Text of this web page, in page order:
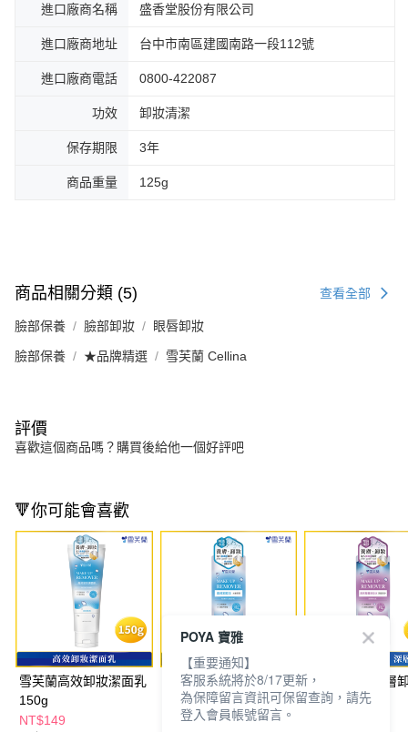
進口廠商名稱 盛香堂股份有限公司
進口廠商地址 台中市南區建國南路一段112號
進口廠商電話 0800-422087
功效 卸妝清潔
保存期限 3年
商品重量 125g
商品相關分類 (5) 查看全部
臉部保養 臉部卸妝 眼唇卸妝
臉部保養 ★品牌精選 雪芙蘭 Cellina
評價
喜歡這個商品嗎？購買後給他一個好評吧
🔻你可能會喜歡
雪芙蘭高效卸妝潔面乳
150g
NT$149
雪芙蘭水嫩保濕高效卸
妝水300ml
NT$199
雪芙蘭高效雙層
300ml
POYA 寶雅
【重要通知】
客服系統將於8/17更新，
為保障留言資訊可保留查詢，請先
登入會員帳號留言。